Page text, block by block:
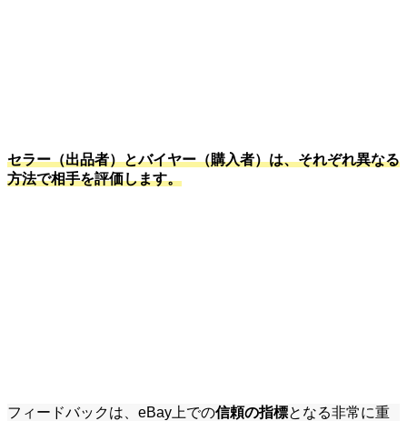
セラー（出品者）とバイヤー（購入者）は、それぞれ異なる
方法で相手を評価します。
フィードバックは、eBay上での信頼の指標となる非常に重